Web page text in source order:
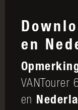
en
VANTourer
en